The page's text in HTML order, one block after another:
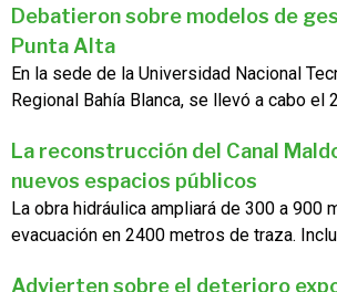
Debatieron sobre modelos de
Punta Alta
En la sede de la Universidad Nacional
Regional Bahía Blanca, se llevó a cabo el
La reconstrucción del Canal
nuevos espacios públicos
La obra hidráulica ampliará de 300 a 900
evacuación en 2400 metros de traza.
Advierten sobre el deterioro